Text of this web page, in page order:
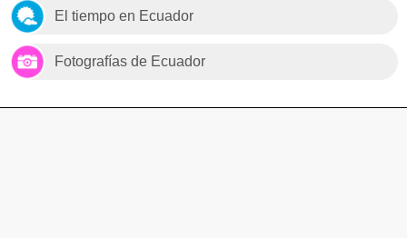
El tiempo en Ecuador
Fotografías de Ecuador